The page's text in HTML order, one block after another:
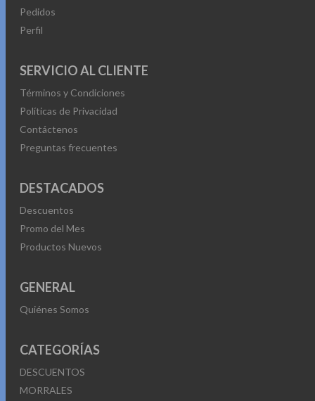
Pedidos
Perfil
SERVICIO AL CLIENTE
Términos y Condiciones
Políticas de Privacidad
Contáctenos
Preguntas frecuentes
DESTACADOS
Descuentos
Promo del Mes
Productos Nuevos
GENERAL
Quiénes Somos
CATEGORÍAS
DESCUENTOS
MORRALES